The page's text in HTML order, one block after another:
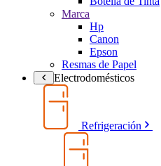
Marca
Hp
Canon
Epson
Resmas de Papel
Electrodomésticos
Refrigeración